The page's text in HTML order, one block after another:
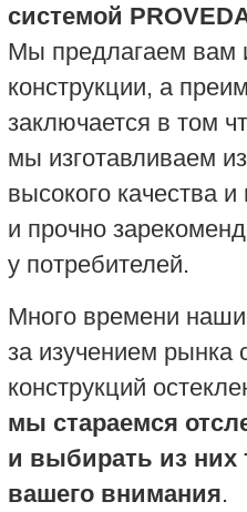
системой
Мы предлагаем вам
конструкции, а
заключается в том
мы изготавливаем
высокого качества
и прочно
у потребителей.
Много времени
за изучением рынка
конструкций
мы стараемся
и выбирать из них
вашего внимания.